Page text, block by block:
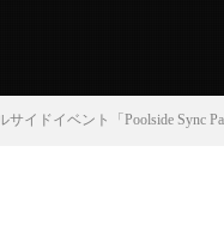
イドイベント「Poolside Sync